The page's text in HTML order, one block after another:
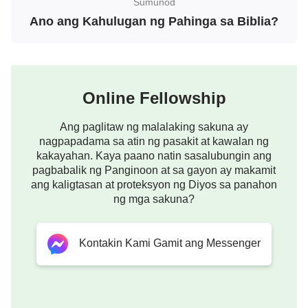
Suriin natin ang ating mga pag-uugali. Kahit na
Panginoon, at hindi itinatatwa ang pangalan ng
loob pa rin natin ang mga tiwaling disposisyon, at
madalas pa rin tayong magkasala at lumaban sa
Diyos. Halimbawa, kapag hindi naaayon sa ating
mga paniniwala ang gawain at mga salita ng Diyos,
kaswal na hinuhusgahan, hinahatulan, at itinatatwa
natin ang gawain ng Diyos. O, kapag
pinaglilingkuran natin ang Diyos, sinusubukan din
nating makipagpalitan sa Diyos, at gumagawa at
gumagastos tayo para magtamo ng mga biyaya at
Ano ang Kahulugan ng Pahinga sa Biblia?
Online Fellowship
Ang paglitaw ng malalaking sakuna ay
nagpapadama sa atin ng pasakit at kawalan ng
kakayahan. Kaya paano natin sasalubungin ang
pagbabalik ng Panginoon at sa gayon ay makamit
ang kaligtasan at proteksyon ng Diyos sa panahon
ng mga sakuna?
Kontakin Kami Gamit ang Messenger